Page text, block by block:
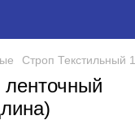
Строп Текстильный